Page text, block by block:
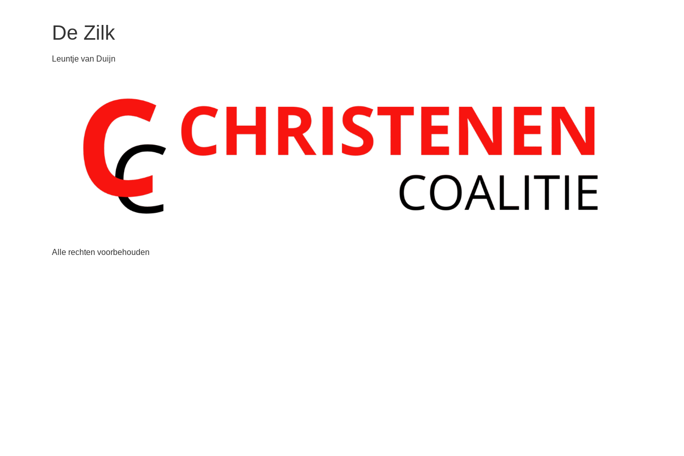
De Zilk
Leuntje van Duijn
Alle rechten voorbehouden